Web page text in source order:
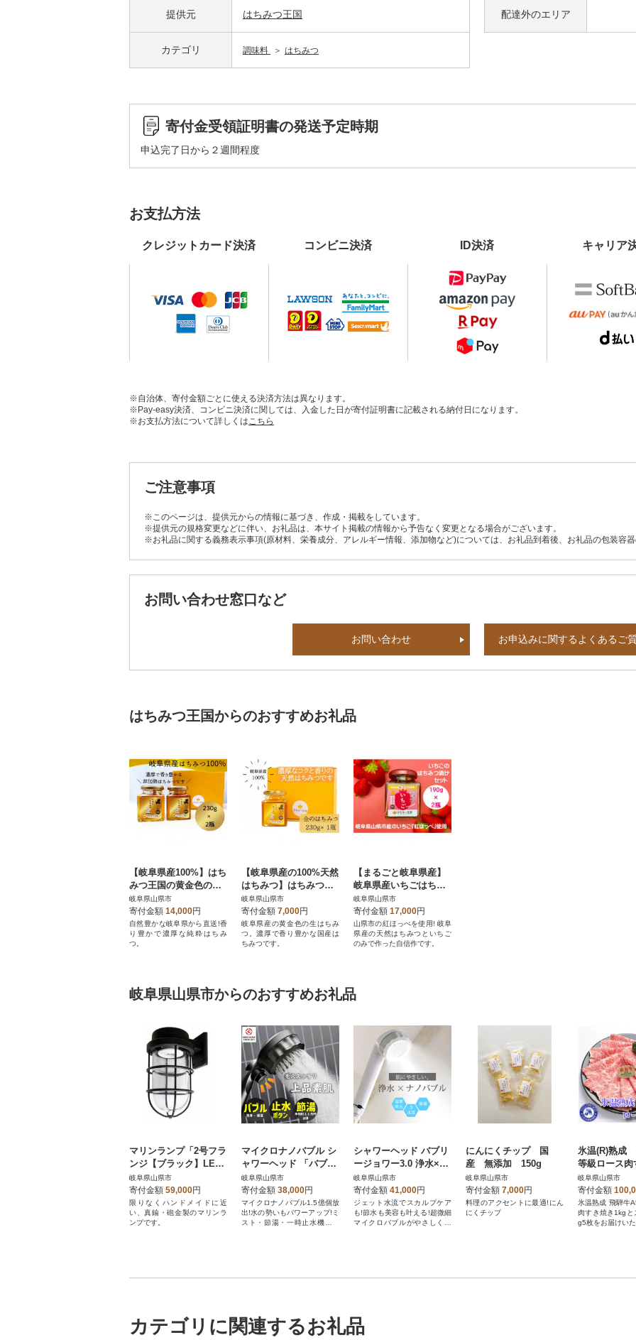
提供元 はちみつ王国
カテゴリ 調味料 はちみつ
配達外のエリア
寄付金受領証明書の発送予定時期
申込完了日から２週間程度
お支払方法
クレジットカード決済 コンビニ決済 ID決済 キャリア
※自治体、寄付金額ごとに使える決済方法は異なります。
※Pay-easy決済、コンビニ決済に関しては、入金した日が寄付証明書に記載される納付日になります。
※お支払方法について詳しくはこちら
ご注意事項
※このページは、提供元からの情報に基づき、作成・掲載をしています。
※提供元の規格変更などに伴い、お礼品は、本サイト掲載の情報から予告なく変更となる場合がございます。
※お礼品に関する義務表示事項(原材料、栄養成分、アレルギー情報、添加物など)については、お礼品到着後、お礼品の包装容器
お問い合わせ窓口など
お問い合わせ お申込みに関するよくあるご
はちみつ王国からのおすすめお礼品
【岐阜県産100%】はち
みつ王国の黄金色の生
はちみつセット
岐阜県山県市
寄付金額 14,000円
自然豊かな岐阜県から直送!香
り豊かで濃厚な純粋はちみ
つ。
【岐阜県産の100%天然
はちみつ】はちみつ王
国の「日本のはちみつ
金」
岐阜県山県市
寄付金額 7,000円
岐阜県産の黄金色の生はちみ
つ。濃厚で香り豊かな国産は
ちみつです。
【まるごと岐阜県産】
岐阜県産いちごはちみ
つ漬けセット 190g×2
瓶<はちみつ王国>【岐
阜県山県市】
岐阜県山県市
寄付金額 17,000円
山県市の紅ほっぺを使用! 岐阜
県産の天然はちみつといちご
のみで作った自信作です。
岐阜県山県市からのおすすめお礼品
マリンランプ「2号フラ
ンジ【ブラック】LED
付」
岐阜県山県市
寄付金額 59,000円
限りなくハンドメイドに近
い、真鍮・砲金製のマリンラ
ンプです。
マイクロナノバブル シ
ャワーヘッド 「バブリ
ーミスティシャワー2.0
(マットブラック)ストッ
プ有」
岐阜県山県市
寄付金額 38,000円
マイクロナノバブル1.5億個放
出!水の勢いもパワーアップ!ミ
スト・節湯・一時止水機能付
シャワーヘッド バブリ
ージョワー3.0 浄水×ナ
ノバブル 塩素除去 ミス
ト ジェット水流 JS24
W
岐阜県山県市
寄付金額 41,000円
ジェット水流でスカルプケア
も!節水も美容も叶える!超微細
マイクロバブルがやさしく洗
にんにくチップ 国
産 無添加 150g
岐阜県山県市
寄付金額 7,000円
料理のアクセントに最適!にん
にくチップ
氷温(R)熟成
等級ロース肉
kgとステーキ
岐阜県山県市
寄付金額
氷温熟成 飛騨牛
肉すき焼き1kgと
g5枚をお届けいた
カテゴリに関連するお礼品